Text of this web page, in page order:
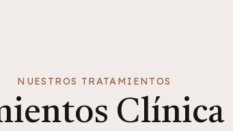
NUESTROS TRATAMIENTOS
Clínica